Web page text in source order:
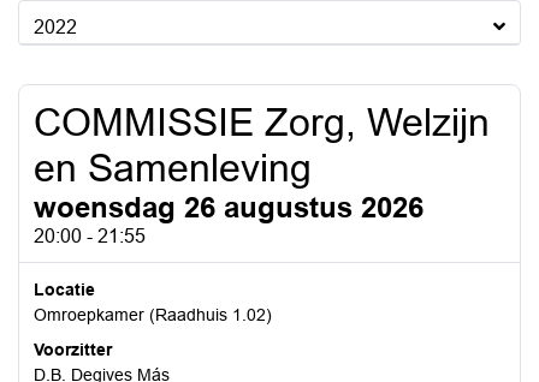
2022
COMMISSIE Zorg, Welzijn
en Samenleving
woensdag 26 augustus 2026
20:00 - 21:55
Locatie
Omroepkamer (Raadhuis 1.02)
Voorzitter
D.B. Degives Más